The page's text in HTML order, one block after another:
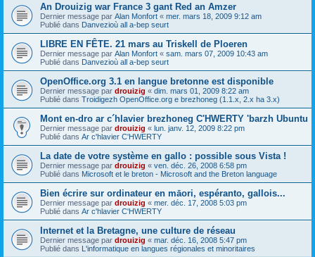
An Drouizig war France 3 gant Red an Amzer
Dernier message par Alan Monfort « mer. mars 18, 2009 9:12 am
Publié dans Danvezioù all a-bep seurt
LIBRE EN FÊTE. 21 mars au Triskell de Ploeren
Dernier message par Alan Monfort « sam. mars 07, 2009 10:43 am
Publié dans Danvezioù all a-bep seurt
OpenOffice.org 3.1 en langue bretonne est disponible
Dernier message par drouizig « dim. mars 01, 2009 8:22 am
Publié dans Troidigezh OpenOffice.org e brezhoneg (1.1.x, 2.x ha 3.x)
Mont en-dro ar c´hlavier brezhoneg C'HWERTY 'barzh Ubuntu
Dernier message par drouizig « lun. janv. 12, 2009 8:22 pm
Publié dans Ar c'hlavier C'HWERTY
La date de votre système en gallo : possible sous Vista !
Dernier message par drouizig « ven. déc. 26, 2008 6:58 pm
Publié dans Microsoft et le breton - Microsoft and the Breton language
Bien écrire sur ordinateur en māori, espéranto, gallois...
Dernier message par drouizig « mer. déc. 17, 2008 5:03 pm
Publié dans Ar c'hlavier C'HWERTY
Internet et la Bretagne, une culture de réseau
Dernier message par drouizig « mar. déc. 16, 2008 5:47 pm
Publié dans L'informatique en langues régionales et minoritaires